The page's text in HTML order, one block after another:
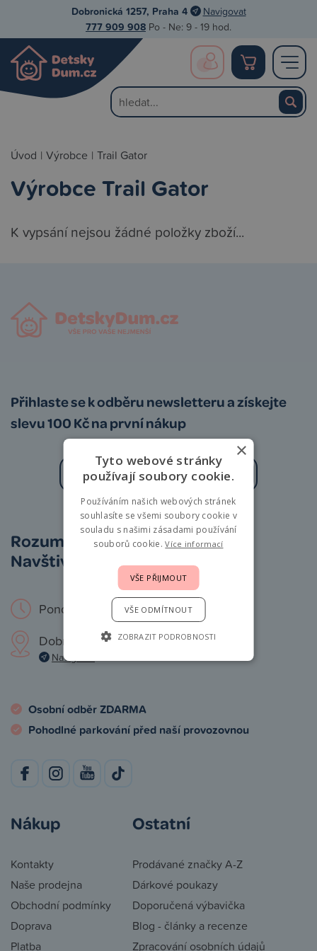
Dobronická 1257, Praha 4 Navigovat
777 909 908 Po - Ne: 9 - 19 hod.
Úvod | Výrobce | Trail Gator
Výrobce Trail Gator
K vypsání nejsou žádné položky zboží...
Přihlaste se k odběru newsletteru a získejte
slevu 100 Kč na první nákup
Zásady zpracování osobních údajů
Rozumíme vám i miminkům.
Navštivte nás osobně!
Pondělí – Neděle: 9 – 19 hod.
Dobronická 1257, Praha 4
Navigovat
Osobní odběr ZDARMA
Pohodlné parkování před naší provozovnou
Nákup
Kontakty
Naše prodejna
Obchodní podmínky
Doprava
Platba
Ostatní
Prodávané značky A-Z
Dárkové poukazy
Doporučená výbavička
Blog - články a recenze
Zpracování osobních údajů
×
Tyto webové stránky
používají soubory cookie.
Používáním našich webových stránek
souhlasíte se všemi soubory cookie v
souladu s našimi zásadami používání
souborů cookie.Více informací
VŠE PŘIJMOUT
VŠE ODMÍTNOUT
ZOBRAZIT PODROBNOSTI